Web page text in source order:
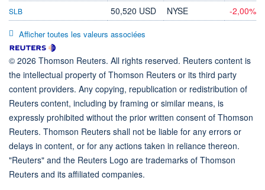
SLB 50,520 USD NYSE -2,00%
Afficher toutes les valeurs associées
© 2026 Thomson Reuters. All rights reserved. Reuters content is
the intellectual property of Thomson Reuters or its third party
content providers. Any copying, republication or redistribution of
Reuters content, including by framing or similar means, is
expressly prohibited without the prior written consent of Thomson
Reuters. Thomson Reuters shall not be liable for any errors or
delays in content, or for any actions taken in reliance thereon.
"Reuters" and the Reuters Logo are trademarks of Thomson
Reuters and its affiliated companies.